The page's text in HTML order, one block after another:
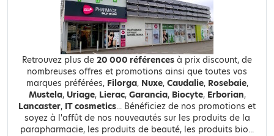
Retrouvez plus de 20 000 références à prix discount, de
nombreuses offres et promotions ainsi que toutes vos
marques préférées, Filorga, Nuxe, Caudalie, Rosebaie,
Mustela, Uriage, Lierac, Garancia, Biocyte, Erborian,
Lancaster, IT cosmetics... Bénéficiez de nos promotions et
soyez à l'affût de nos nouveautés sur les produits de la
parapharmacie, les produits de beauté, les produits bio...